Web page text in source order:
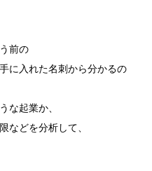
前の
に入れた名刺から分かるの
な起業か、
などを分析して、